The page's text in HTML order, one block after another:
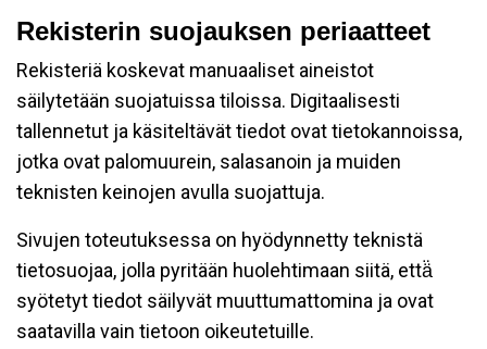
Rekisterin suojauksen periaatteet
Rekisteriä koskevat manuaaliset aineistot
säilytetään suojatuissa tiloissa. Digitaalisesti
tallennetut ja käsiteltävät tiedot ovat tietokannoissa,
jotka ovat palomuurein, salasanoin ja muiden
teknisten keinojen avulla suojattuja.
Sivujen toteutuksessa on hyödynnetty teknistä
tietosuojaa, jolla pyritään huolehtimaan siitä, että̈
syötetyt tiedot säilyvät muuttumattomina ja ovat
saatavilla vain tietoon oikeutetuille.